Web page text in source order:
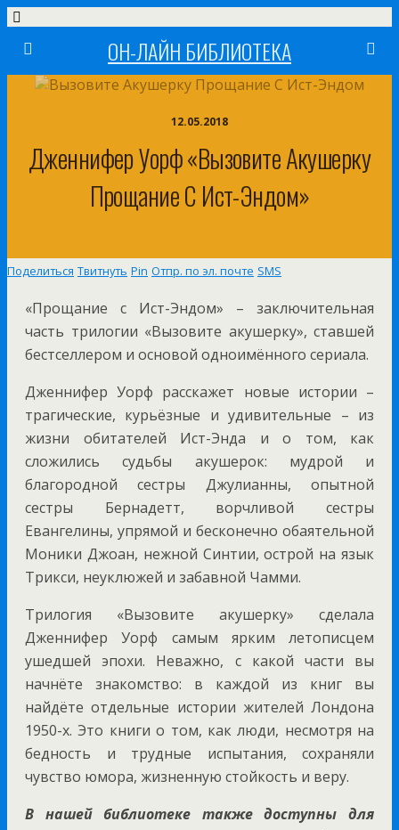
ОН-ЛАЙН БИБЛИОТЕКА
12.05.2018
Дженнифер Уорф «Вызовите Акушерку
Прощание С Ист-Эндом»
Поделиться Твитнуть Pin Отпр. по эл. почте SMS
«Прощание с Ист-Эндом» – заключительная
часть трилогии «Вызовите акушерку», ставшей
бестселлером и основой одноимённого сериала.
Дженнифер Уорф расскажет новые истории –
трагические, курьёзные и удивительные – из
жизни обитателей Ист-Энда и о том, как
сложились судьбы акушерок: мудрой и
благородной сестры Джулианны, опытной
сестры Бернадетт, ворчливой сестры
Евангелины, упрямой и бесконечно обаятельной
Моники Джоан, нежной Синтии, острой на язык
Трикси, неуклюжей и забавной Чамми.
Трилогия «Вызовите акушерку» сделала
Дженнифер Уорф самым ярким летописцем
ушедшей эпохи. Неважно, с какой части вы
начнёте знакомство: в каждой из книг вы
найдёте отдельные истории жителей Лондона
1950-х. Это книги о том, как люди, несмотря на
бедность и трудные испытания, сохраняли
чувство юмора, жизненную стойкость и веру.
В нашей библиотеке также доступны для